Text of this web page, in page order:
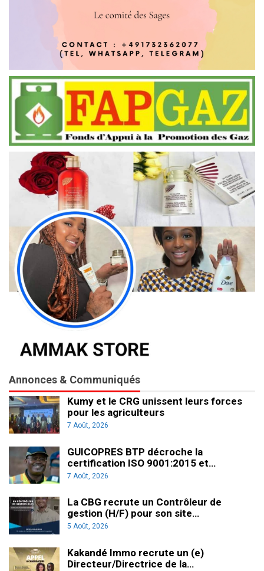
Annonces & Communiqués
Kumy et le CRG unissent leurs forces
pour les agriculteurs
7 Août, 2026
GUICOPRES BTP décroche la
certification ISO 9001:2015 et…
7 Août, 2026
La CBG recrute un Contrôleur de
gestion (H/F) pour son site…
5 Août, 2026
Kakandé Immo recrute un (e)
Directeur/Directrice de la…